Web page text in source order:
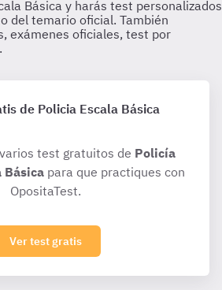
de Policia Escala Básica
test gratuitos de Policía
Básicapara que practiques con
OpositaTest.
Ver test gratis